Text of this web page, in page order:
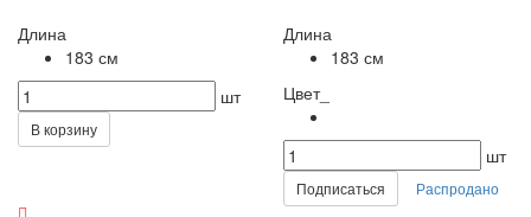
Длина
183 см
шт
В корзину
Длина
183 см
Цвет_
шт
Подписаться Распродано